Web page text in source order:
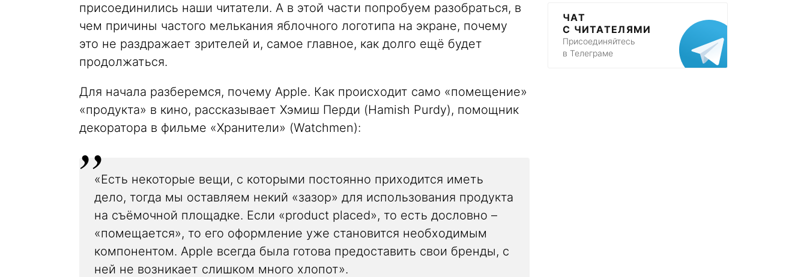
присоединились наши читатели. А в этой части попробуем разобраться, в
чем причины частого мелькания яблочного логотипа на экране, почему
это не раздражает зрителей и, самое главное, как долго ещё будет
продолжаться.
Для начала разберемся, почему Apple. Как происходит само «помещение»
«продукта» в кино, рассказывает Хэмиш Перди (Hamish Purdy), помощник
декоратора в фильме «Хранители» (Watchmen):
«Есть некоторые вещи, с которыми постоянно приходится иметь
дело, тогда мы оставляем некий «зазор» для использования продукта
на съёмочной площадке. Если «product placed», то есть дословно –
«помещается», то его оформление уже становится необходимым
компонентом. Apple всегда была готова предоставить свои бренды, с
ней не возникает слишком много хлопот».
ЧАТ
С ЧИТАТЕЛЯМИ
Присоединяйтесь
в Телеграме